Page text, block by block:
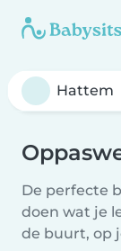
De perfecte
doen wat je
de buurt, op